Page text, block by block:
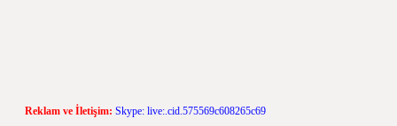
Reklam ve İletişim: Skype: live:.cid.575569c608265c69